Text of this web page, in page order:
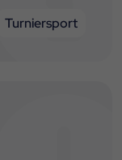
Turniersport